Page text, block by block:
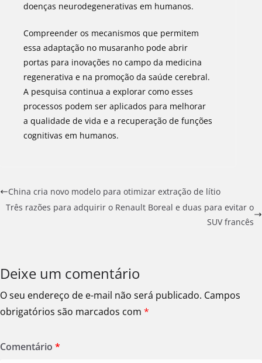
doenças neurodegenerativas em humanos.
Compreender os mecanismos que permitem
essa adaptação no musaranho pode abrir
portas para inovações no campo da medicina
regenerativa e na promoção da saúde cerebral.
A pesquisa continua a explorar como esses
processos podem ser aplicados para melhorar
a qualidade de vida e a recuperação de funções
cognitivas em humanos.
China cria novo modelo para otimizar extração de lítio
Três razões para adquirir o Renault Boreal e duas para evitar o
SUV francês
Deixe um comentário
O seu endereço de e-mail não será publicado. Campos
obrigatórios são marcados com *
Comentário *